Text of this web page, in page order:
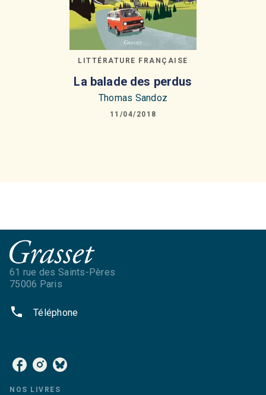
LITTÉRATURE FRANÇAISE
La balade des perdus
Thomas Sandoz
11/04/2018
61 rue des Saints-Pères
75006 Paris
phone Téléphone
NOS LIVRES